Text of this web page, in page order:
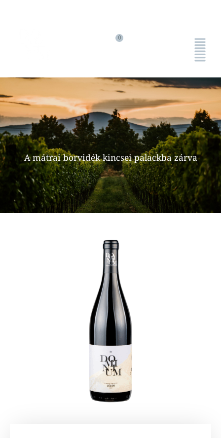
A mátrai borvidék kincsei palackba zárva